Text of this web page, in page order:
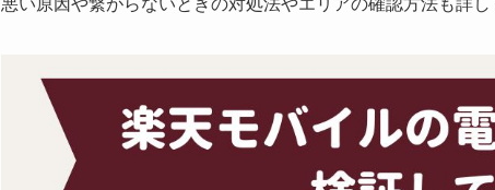
悪い原因や繋がらないときの対処法やエリアの確認方法も詳し